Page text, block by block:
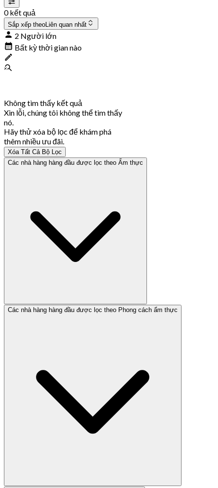
0 kết quả
Sắp xếp theoLiên quan nhất
2 Người lớn
Bất kỳ thời gian nào
Không tìm thấy kết quả
Xin lỗi, chúng tôi không thể tìm thấy
nó.
Hãy thử xóa bộ lọc để khám phá
thêm nhiều ưu đãi.
Xóa Tất Cả Bộ Lọc
Các nhà hàng hàng đầu được lọc theo Ẩm thực
Các nhà hàng hàng đầu được lọc theo Phong cách ẩm thực